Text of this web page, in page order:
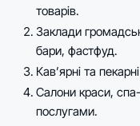
товарів.
Заклади
бари, фастфуд.
Кав’ярні та
Салони краси,
послугами.